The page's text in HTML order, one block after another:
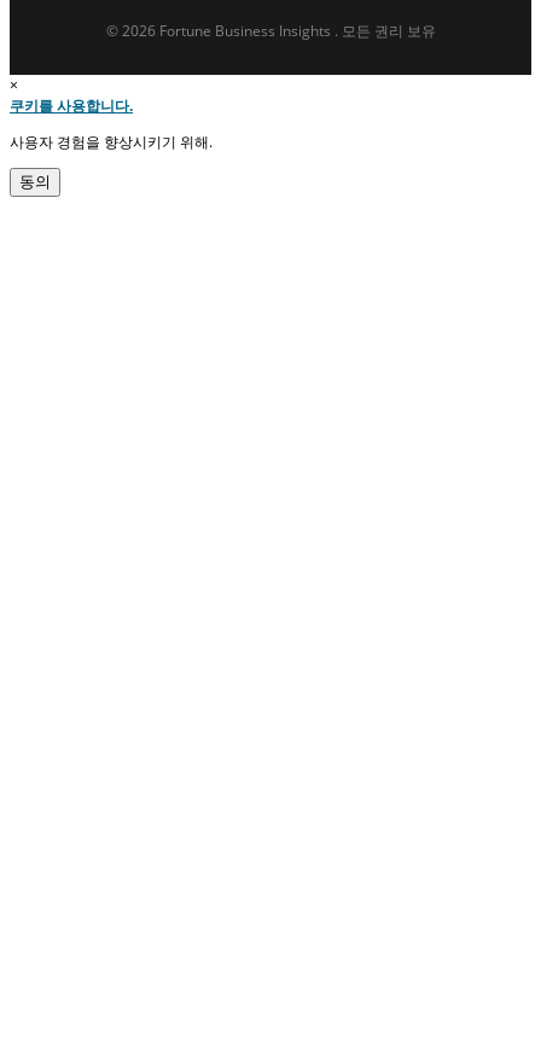
© 2026 Fortune Business Insights . 모든 권리 보유
×
쿠키를 사용합니다.
사용자 경험을 향상시키기 위해.
동의